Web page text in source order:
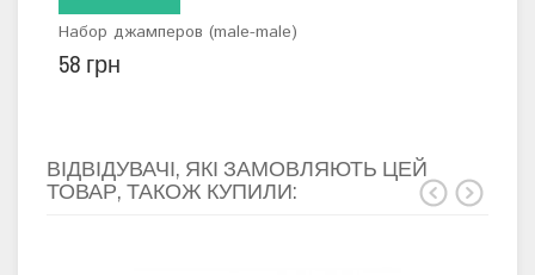
Набор джамперов (male-male)
58 грн
ВІДВІДУВАЧІ, ЯКІ ЗАМОВЛЯЮТЬ ЦЕЙ
ТОВАР, ТАКОЖ КУПИЛИ: